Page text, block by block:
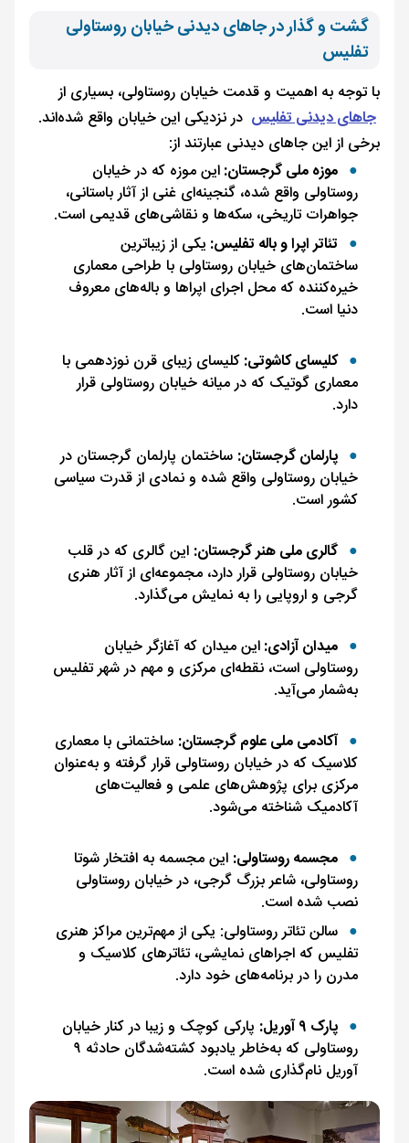
گشت و گذار در جاهای دیدنی خیابان روستاولی
تفلیس
با توجه به اهمیت و قدمت خیابان روستاولی، بسیاری از
جاهای دیدنی تفلیس در نزدیکی این خیابان واقع شده‌اند.
برخی از این جاهای دیدنی عبارتند از:
موزه ملی گرجستان:این موزه که در خیابان
روستاولی واقع شده، گنجینه‌ای غنی از آثار باستانی،
جواهرات تاریخی، سکه‌ها و نقاشی‌های قدیمی است.
تئاتر اپرا و باله تفلیس: یکی از زیباترین
ساختمان‌های خیابان روستاولی با طراحی معماری
خیره‌کننده که محل اجرای اپراها و باله‌های معروف
دنیا است.
کلیسای کاشوتی:کلیسای زیبای قرن نوزدهمی با
معماری گوتیک که در میانه خیابان روستاولی قرار
دارد.
پارلمان گرجستان: ساختمان پارلمان گرجستان در
خیابان روستاولی واقع شده و نمادی از قدرت سیاسی
کشور است.
گالری ملی هنر گرجستان: این گالری که در قلب
خیابان روستاولی قرار دارد، مجموعه‌ای از آثار هنری
گرجی و اروپایی را به نمایش می‌گذارد.
میدان آزادی:این میدان که آغازگر خیابان
روستاولی است، نقطه‌ای مرکزی و مهم در شهر تفلیس
به‌شمار می‌آید.
آکادمی ملی علوم گرجستان: ساختمانی با معماری
کلاسیک که در خیابان روستاولی قرار گرفته و به‌عنوان
مرکزی برای پژوهش‌های علمی و فعالیت‌های
آکادمیک شناخته می‌شود.
مجسمه روستاولی: این مجسمه به افتخار شوتا
روستاولی، شاعر بزرگ گرجی، در خیابان روستاولی
نصب شده است.
سالن تئاتر روستاولی: یکی از مهم‌ترین مراکز هنری
تفلیس که اجراهای نمایشی، تئاترهای کلاسیک و
مدرن را در برنامه‌های خود دارد.
پارک ۹ آوریل:
پارکی کوچک و زیبا در کنار خیابان
روستاولی که به‌خاطر یادبود کشته‌شدگان حادثه ۹
آوریل نام‌گذاری شده است.